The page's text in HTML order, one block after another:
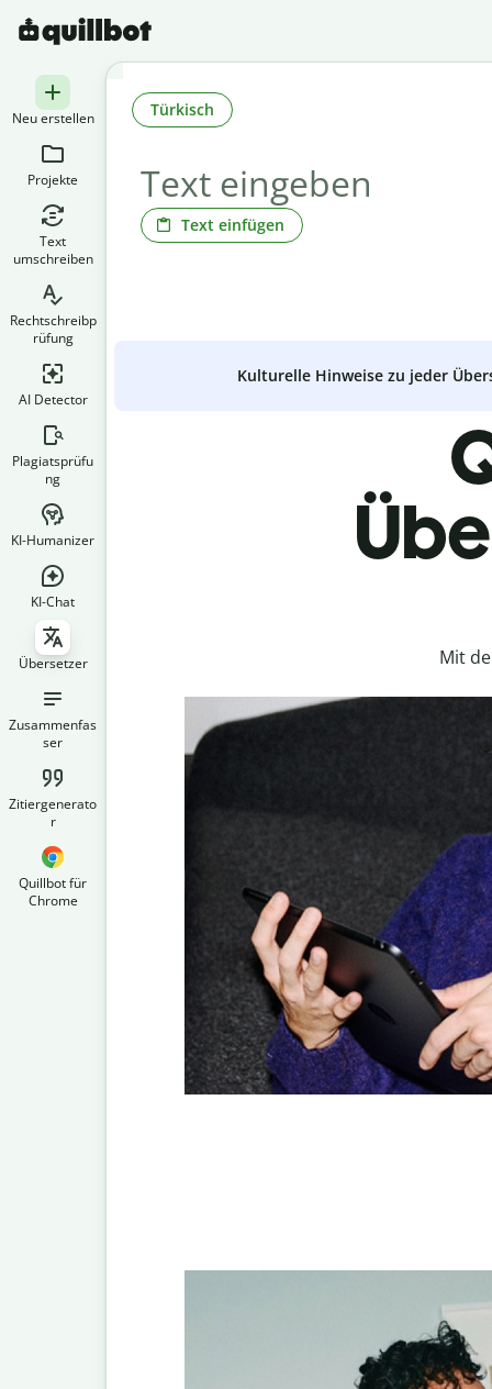
Neu erstellen
Projekte
Text
umschreiben
Rechtschreibp
rüfung
AI Detector
Plagiatsprüfu
ng
KI-Humanizer
KI-Chat
Übersetzer
Zusammenfas
ser
Zitiergenerato
r
Quillbot für
Chrome
Text einfügen
Türkisch
Kulturelle Hinweise zu jeder
Mit